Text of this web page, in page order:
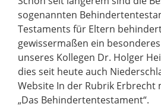
sogenannten
Testaments für Eltern
gewissermaßen ein
unseres Kollegen Dr. Holger
dies seit heute auch
Website In der Rubrik
„Das Behindertentestament“.